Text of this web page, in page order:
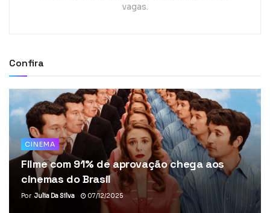
vagas.
Confira
CINEMA
Filme com 91% de aprovação chega aos
cinemas do Brasil
Por Julia Da Silva 07/12/2025